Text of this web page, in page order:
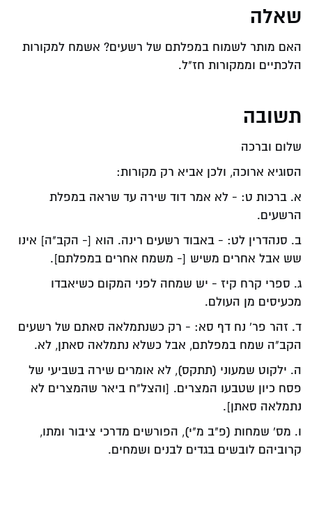
שאלה
האם מותר לשמוח במפלתם של רשעים? אשמח למקורות
הלכתיים וממקורות חז"ל.
תשובה
שלום וברכה
הסוגיא ארוכה, ולכן אביא רק מקורות:
א. ברכות ט: - לא אמר דוד שירה עד שראה במפלת
הרשעים.
ב. סנהדרין לט: - באבוד רשעים רינה. הוא [- הקב"ה] אינו
שש אבל אחרים משיש [- משמח אחרים במפלתם].
ג. ספרי קרח קיז - יש שמחה לפני המקום כשיאבדו
מכעיסים מן העולם.
ד. זהר פר' נח דף סא: - רק כשנתמלאה סאתם של רשעים
הקב"ה שמח במפלתם, אבל כשלא נתמלאה סאתן, לא.
ה. ילקוט שמעוני (תתקס), לא אומרים שירה בשביעי של
פסח כיון שטבעו המצרים. [והצל"ח ביאר שהמצרים לא
נתמלאה סאתן].
ו. מס' שמחות (פ"ב מ"י), הפורשים מדרכי ציבור ומתו,
קרוביהם לובשים בגדים לבנים ושמחים.